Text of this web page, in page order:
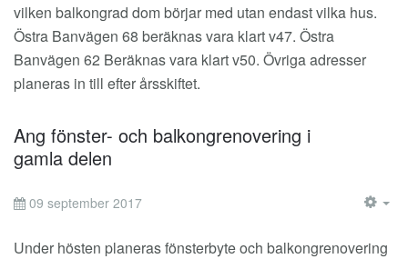
vilken balkongrad dom börjar med utan endast vilka hus.
Östra Banvägen 68 beräknas vara klart v47. Östra
Banvägen 62 Beräknas vara klart v50. Övriga adresser
planeras in till efter årsskiftet.
Ang fönster- och balkongrenovering i
gamla delen
09 september 2017
Under hösten planeras fönsterbyte och balkongrenovering